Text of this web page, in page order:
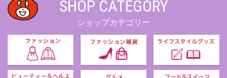
SHOP CATEGORY
ショップカテゴリー